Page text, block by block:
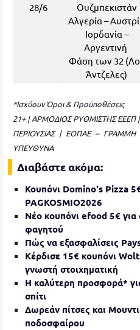
28/6
Ουζμπεκιστάν
Αλγερία –
Ιορδανία –
Αργεντινή
Φάση των 32
Άντζελες)
*Ισχύουν Όροι & Προϋποθέσεις
21+ | ΑΡΜΟΔΙΟΣ ΡΥΘΜΙΣΤΗΣ ΕΕΕΠ
ΠΕΡΙΟΥΣΙΑΣ | ΕΟΠΑΕ – ΓΡΑΜΜΗ
ΥΠΕΥΘΥΝΑ
Διαβάστε ακόμα:
Κουπόνι Domino's Pizza
PAGKOSMIO2026
Νέο κουπόνι efood 5€ για
φαγητού
Πώς να εξασφαλίσεις
Κέρδισε 15€ κουπόνι
γνωστή στοιχηματική
Η καλύτερη προσφορά*
σπίτι
Δωρεάν πίτσες και
ποδοσφαίρου